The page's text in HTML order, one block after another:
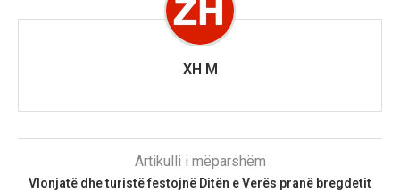
XH M
Artikulli i mëparshëm
Vlonjatë dhe turistë festojnë Ditën e Verës pranë bregdetit